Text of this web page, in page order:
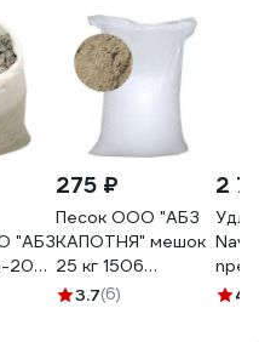
"АБЗ
20
275 ₽
Песок ООО "АБЗ
КАПОТНЯ" мешок
25 кг 1506
ПС001025
3.7(6)
2
4.8